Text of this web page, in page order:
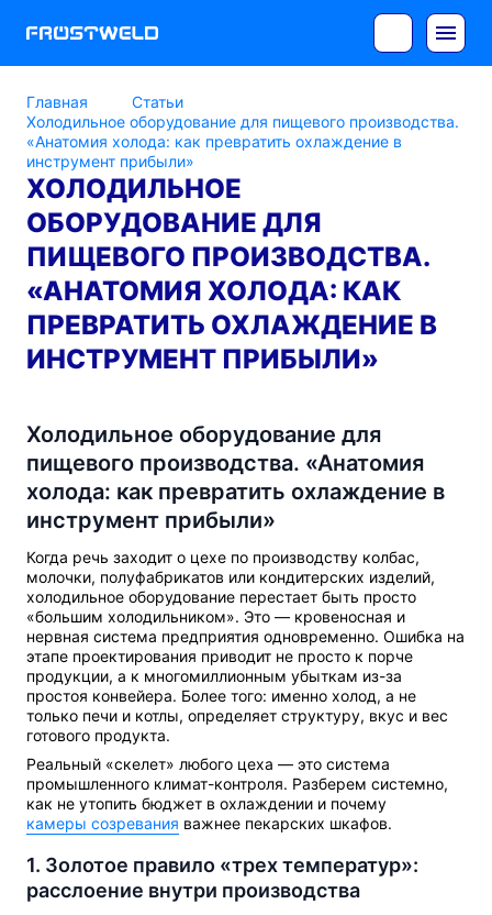
Главная
Статьи
Холодильное оборудование для пищевого производства.
«Анатомия холода: как превратить охлаждение в
инструмент прибыли»
ХОЛОДИЛЬНОЕ
ОБОРУДОВАНИЕ ДЛЯ
ПИЩЕВОГО ПРОИЗВОДСТВА.
«АНАТОМИЯ ХОЛОДА: КАК
ПРЕВРАТИТЬ ОХЛАЖДЕНИЕ В
ИНСТРУМЕНТ ПРИБЫЛИ»
Холодильное оборудование для
пищевого производства. «Анатомия
холода: как превратить охлаждение в
инструмент прибыли»
Когда речь заходит о цехе по производству колбас,
молочки, полуфабрикатов или кондитерских изделий,
холодильное оборудование перестает быть просто
«большим холодильником». Это — кровеносная и
нервная система предприятия одновременно. Ошибка на
этапе проектирования приводит не просто к порче
продукции, а к многомиллионным убыткам из-за
простоя конвейера. Более того: именно холод, а не
только печи и котлы, определяет структуру, вкус и вес
готового продукта.
Реальный «скелет» любого цеха — это система
промышленного климат-контроля. Разберем системно,
как не утопить бюджет в охлаждении и почему
камеры созревания важнее пекарских шкафов.
1. Золотое правило «трех температур»:
расслоение внутри производства